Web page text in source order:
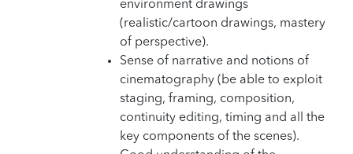
environment drawings
(realistic/cartoon drawings, mastery
of perspective).
Sense of narrative and notions of
cinematography (be able to exploit
staging, framing, composition,
continuity editing, timing and all the
key components of the scenes).